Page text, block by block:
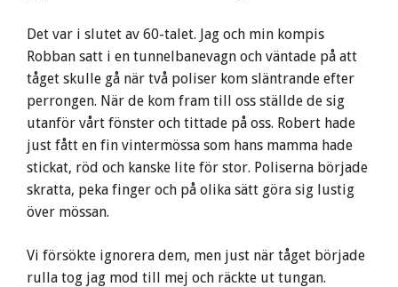
Det var i slutet av 60-talet. Jag och min kompis
Robban satt i en tunnelbanevagn och väntade på att
tåget skulle gå när två poliser kom släntrande efter
perrongen. När de kom fram till oss ställde de sig
utanför vårt fönster och tittade på oss. Robert hade
just fått en fin vintermössa som hans mamma hade
stickat, röd och kanske lite för stor. Poliserna började
skratta, peka finger och på olika sätt göra sig lustig
över mössan.
Vi försökte ignorera dem, men just när tåget började
rulla tog jag mod till mej och räckte ut tungan.